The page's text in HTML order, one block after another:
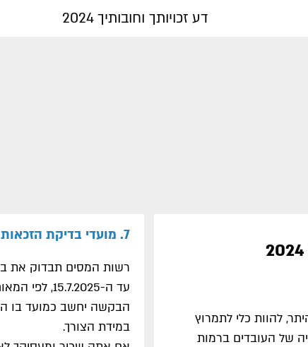
דע זכויותך וחובותיך 2024
להוות כלי לתמרוץ
של העובדים ברמות
א'
-
המשך
7. מועדי בדיקת הזכאות למענק
עד ה-
הבקשה יחשב כמועד בו
במידת הצורך.